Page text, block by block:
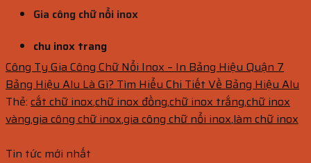
Gia công chữ nổi inox
chu inox trang
Công Ty Gia Công Chữ Nổi Inox – In Bảng Hiệu Quận 7
Bảng Hiệu Alu Là Gì? Tìm Hiểu Chi Tiết Về Bảng Hiệu Alu
Thẻ: cắt chữ inox,chữ inox đồng,chữ inox trắng,chữ inox
vàng,gia công chữ inox,gia công chữ nổi inox,làm chữ inox
Tin tức mới nhất